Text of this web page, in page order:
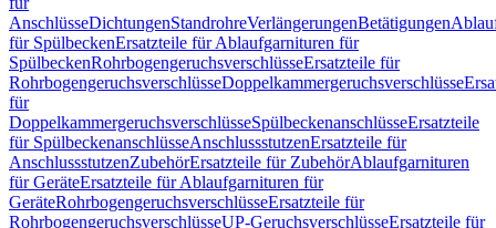
AnschlüsseDichtungenStandrohreVerlängerungenBetätigungen
für SpülbeckenErsatzteile für Ablaufgarnituren für
SpülbeckenRohrbogengeruchsverschlüsseErsatzteile für
RohrbogengeruchsverschlüsseDoppelkammergeruchsverschlüsse
für
DoppelkammergeruchsverschlüsseSpülbeckenanschlüsseErsatzteile
für SpülbeckenanschlüsseAnschlussstutzenErsatzteile für
AnschlussstutzenZubehörErsatzteile für ZubehörAblaufgarnituren
für GeräteErsatzteile für Ablaufgarnituren für
GeräteRohrbogengeruchsverschlüsseErsatzteile für
RohrbogengeruchsverschlüsseUP-GeruchsverschlüsseErsatzteile für